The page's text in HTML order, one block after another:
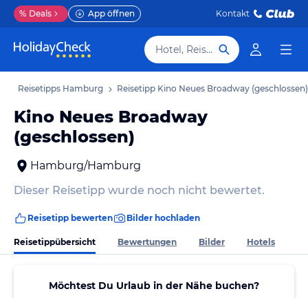
% Deals App öffnen Kontakt
Hotel, Reiseziel
Reisetipps Hamburg Reisetipp Kino Neues Broadway (geschlossen)
Kino Neues Broadway
(geschlossen)
Hamburg/Hamburg
Dieser Reisetipp wurde noch nicht bewertet.
Reisetipp bewerten Bilder hochladen
Reisetippübersicht Bewertungen Bilder Hotels
Möchtest Du Urlaub in der Nähe buchen?